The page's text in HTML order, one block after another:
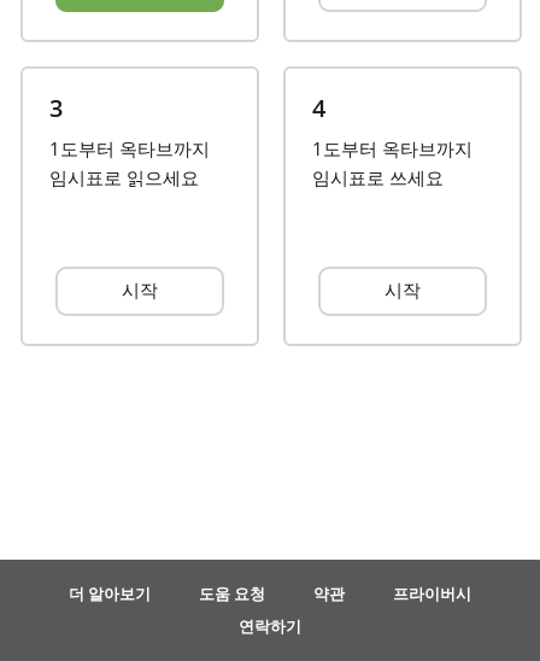
English
Français
हिन्दी
3
1도부터 옥타브까지
임시표로 읽으세요
시작
4
1도부터 옥타브까지
임시표로 쓰세요
시작
더 알아보기 도움 요청 약관
프라이버시
연락하기